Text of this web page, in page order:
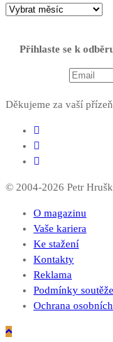
Přihlaste se k
Děkujeme za vaší
© 2004-2026 Petr
O magazinu
Vaše kariera
Ke stažení
Kontakty
Reklama
Podmínky soutěže
Ochrana